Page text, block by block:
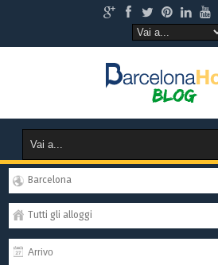
Barcelona
Tutti gli alloggi